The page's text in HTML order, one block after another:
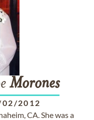
Morones
02/2012
CA. She was a